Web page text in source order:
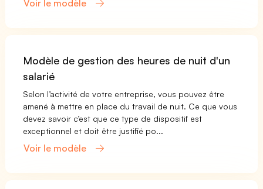
Voir le modèle
Modèle de gestion des heures de nuit d'un
salarié
Selon l’activité de votre entreprise, vous pouvez être
amené à mettre en place du travail de nuit. Ce que vous
devez savoir c’est que ce type de dispositif est
exceptionnel et doit être justifié po...
Voir le modèle